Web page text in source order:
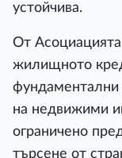
устойчива.
От Асоциацията
жилищното
фундаментални
на недвижими
ограничено
търсене от